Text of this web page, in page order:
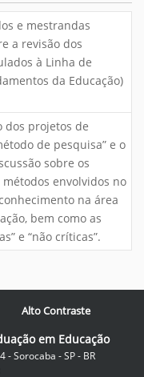
e mestrandas
a revisão dos
à Linha de
da Educação)
dos projetos de
de pesquisa” e o
sobre os
envolvidos no
na área
bem como as
e “não críticas”.
Alto Contraste
em Educação
- Sorocaba - SP - BR